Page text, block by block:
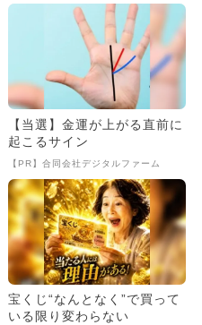
【当選】金運が上がる直前に
起こるサイン
【PR】合同会社デジタルファーム
宝くじ“なんとなく”で買って
いる限り変わらない